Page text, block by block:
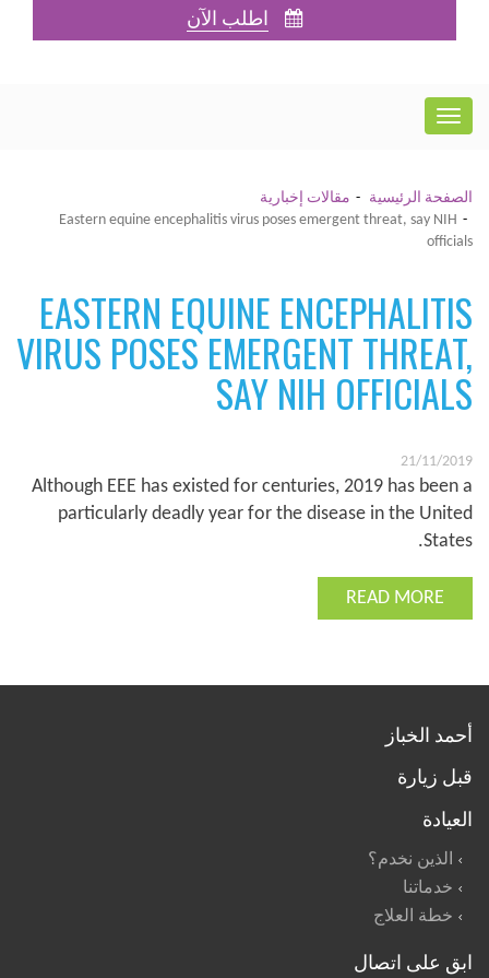
اطلب الآن
الصفحة الرئيسية
مقالات إخبارية
Eastern equine encephalitis virus poses emergent threat, say NIH
officials
EASTERN EQUINE ENCEPHALITIS
VIRUS POSES EMERGENT THREAT,
SAY NIH OFFICIALS
21/11/2019
Although EEE has existed for centuries, 2019 has been a
particularly deadly year for the disease in the United
States.
READ MORE
أحمد الخباز
قبل زيارة
العيادة
الذين نخدم؟
خدماتنا
خطة العلاج
ابق على اتصال